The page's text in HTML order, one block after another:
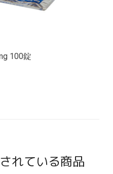
100錠
れている商品